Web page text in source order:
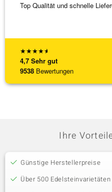
★★★★★
4,7 Sehr gut
9538 Bewertungen
Top Qualität und schnelle
Ihre
Günstige Herstellerpreise
Über 500 Edelsteinvarietäten